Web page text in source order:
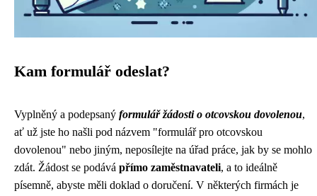
Kam formulář odeslat?
Vyplněný a podepsaný formulář žádosti o otcovskou dovolenou,
ať už jste ho našli pod názvem "formulář pro otcovskou
dovolenou" nebo jiným, neposílejte na úřad práce, jak by se mohlo
zdát. Žádost se podává přímo zaměstnavateli, a to ideálně
písemně, abyste měli doklad o doručení. V některých firmách je